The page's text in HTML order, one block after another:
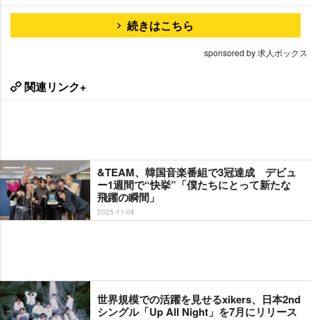
続きはこちら
sponsored by 求人ボックス
関連リンク+
&TEAM、韓国音楽番組で3冠達成 デビュ
ー1週間で“快挙”「僕たちにとって新たな
飛躍の瞬間」
2025-11-08
世界規模での活躍を見せるxikers、日本2nd
シングル「Up All Night」を7月にリリース